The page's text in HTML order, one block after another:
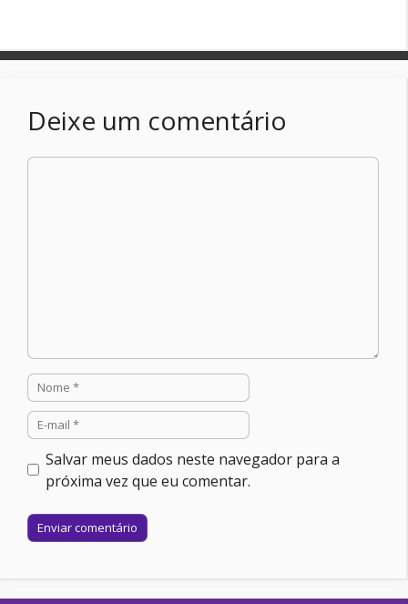
Deixe um comentário
Comentário
Nome
E-
mail
Salvar meus dados neste navegador para a
próxima vez que eu comentar.
Site